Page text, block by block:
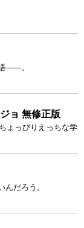
――。
ョ 無修正版
ょっぴりえっちな学
んだろう。